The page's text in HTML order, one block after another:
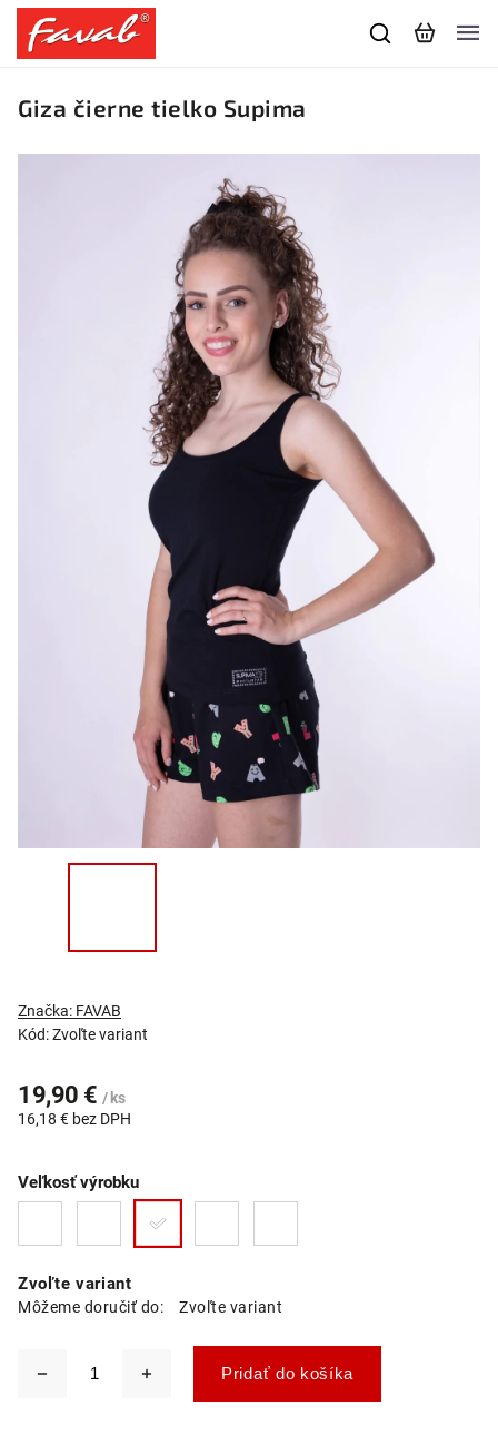
Giza čierne tielko Supima
Kód:Zvoľte variant
Značka: FAVAB
19,90 € / ks
16,18 € bez DPH
Zvoľte variant
Môžeme doručiť do: Zvoľte variant
Veľkosť výrobku
Pridať do košíka